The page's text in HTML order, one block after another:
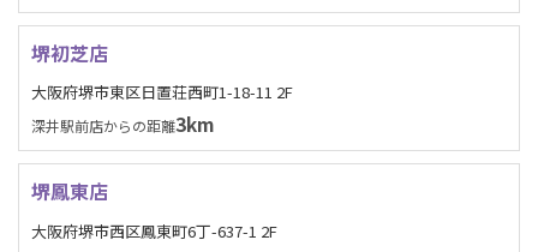
堺初芝店
大阪府堺市東区日置荘西町1-18-11 2F
深井駅前店からの距離3km
堺鳳東店
大阪府堺市西区鳳東町6丁-637-1 2F